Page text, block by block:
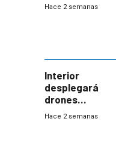
Hace 2 semanas
Interior
desplegará
drones
autónomos para
Hace 2 semanas